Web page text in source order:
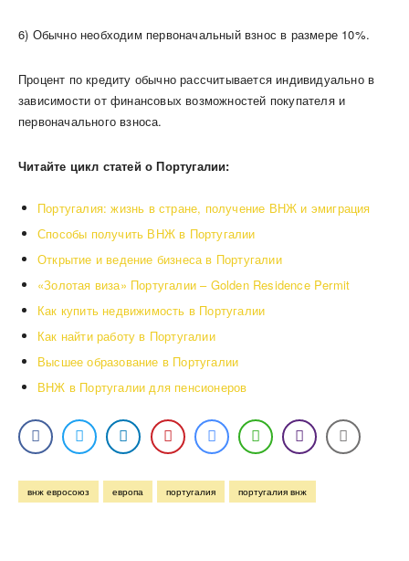
6) Обычно необходим первоначальный взнос в размере 10%.
Процент по кредиту обычно рассчитывается индивидуально в
зависимости от финансовых возможностей покупателя и
первоначального взноса.
Читайте цикл статей о Португалии:
Португалия: жизнь в стране, получение ВНЖ и эмиграция
Способы получить ВНЖ в Португалии
Открытие и ведение бизнеса в Португалии
«Золотая виза» Португалии – Golden Residence Permit
Как купить недвижимость в Португалии
Как найти работу в Португалии
Высшее образование в Португалии
ВНЖ в Португалии для пенсионеров
внж евросоюз европа португалия португалия внж